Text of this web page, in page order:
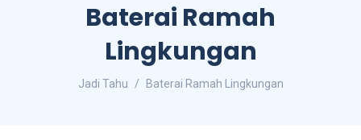
Baterai Ramah
Lingkungan
Jadi Tahu Baterai Ramah Lingkungan